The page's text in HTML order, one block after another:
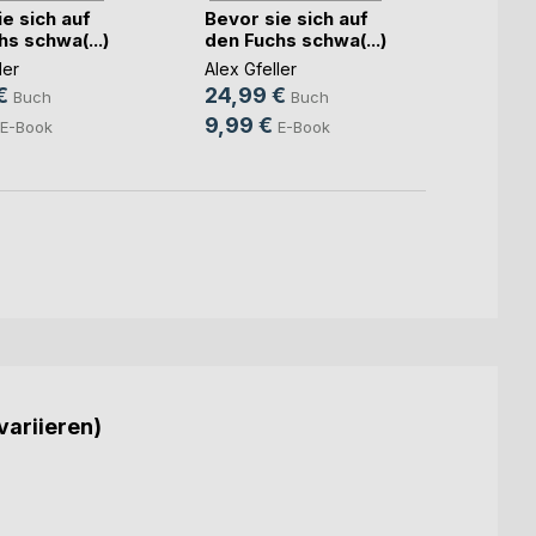
sich auf
schwa(...)
Buch
E-Book
Bevor sie sich auf
den Fuchs schwa(...)
Alex Gfeller
24,99 € Buch
9,99 € E-Book